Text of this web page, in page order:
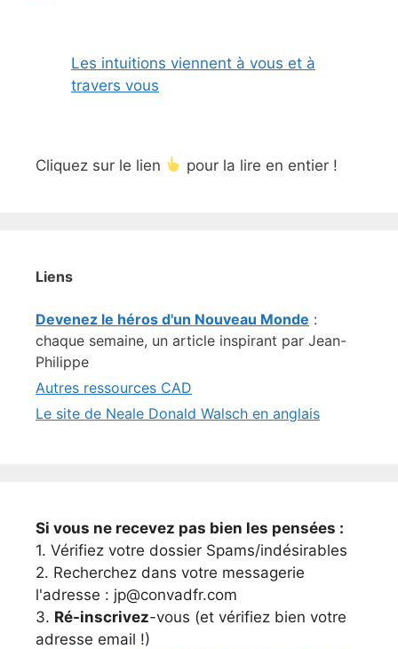
Les intuitions viennent à vous et à
travers vous
Cliquez sur le lien pour la lire en entier !
Liens
Devenez le héros d'un Nouveau Monde :
chaque semaine, un article inspirant par Jean-
Philippe
Autres ressources CAD
Le site de Neale Donald Walsch en anglais
Si vous ne recevez pas bien les pensées :
1. Vérifiez votre dossier Spams/indésirables
2. Recherchez dans votre messagerie
l'adresse : jp@convadfr.com
3. Ré-inscrivez-vous (et vérifiez bien votre
adresse email !)